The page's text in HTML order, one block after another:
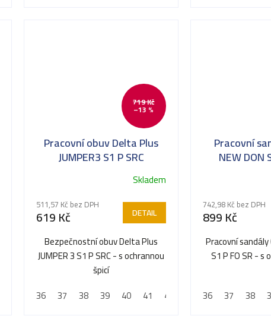
44 45 46 47 48
719 Kč
–13 %
Pracovní obuv Delta Plus
JUMPER3 S1 P SRC
Skladem
511,57 Kč bez DPH
619 Kč DETAIL
Bezpečnostní obuv Delta Plus
JUMPER 3 S1 P SRC - s ochrannou
špicí
36
37 38 39 40 41 42 44 45 46
Pracovní
NEW DON
742,98 Kč bez DPH
899 Kč
Pracovní sandály
S1 P FO SR - s
36 37 38